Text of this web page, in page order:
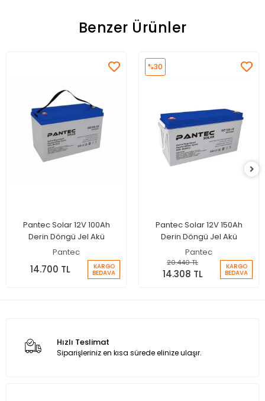
Benzer Ürünler
Pantec Solar 12V 100Ah
Derin Döngü Jel Akü
Pantec
14.700 TL KARGO
BEDAVA
Pantec Solar 12V 150Ah
Derin Döngü Jel Akü
Pantec
%30
20.440 TL
14.308 TL
KARGO
BEDAVA
Hızlı Teslimat
Siparişleriniz en kısa sürede elinize ulaşır.